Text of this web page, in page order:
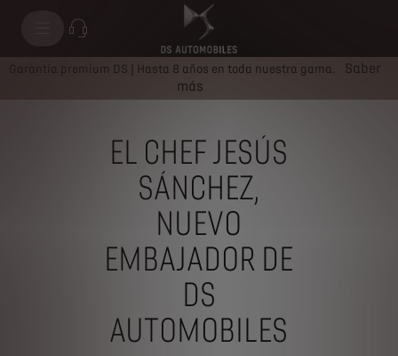
Garantía premium DS | Hasta 8 años en toda nuestra gama.
Saber
más
EL CHEF JESÚS
SÁNCHEZ,
NUEVO
EMBAJADOR DE
DS
AUTOMOBILES